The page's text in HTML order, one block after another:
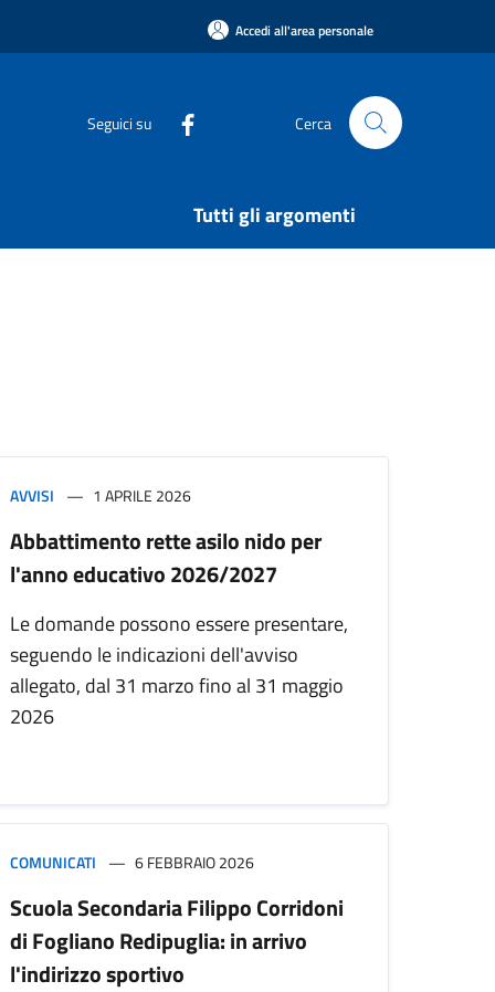
Accedi all'area personale
Seguici su Cerca
Tutti gli argomenti
AVVISI 1 APRILE 2026
Abbattimento rette asilo nido per
l'anno educativo 2026/2027
Le domande possono essere presentare,
seguendo le indicazioni dell'avviso
allegato, dal 31 marzo fino al 31 maggio
2026
COMUNICATI 6 FEBBRAIO 2026
Scuola Secondaria Filippo Corridoni
di Fogliano Redipuglia: in arrivo
l'indirizzo sportivo